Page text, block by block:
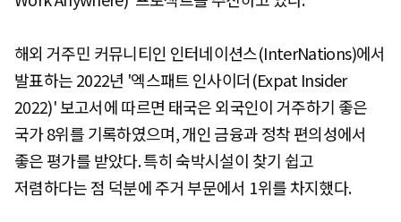
해외 거주민 커뮤니티인 인터네이션스(InterNations)에서
발표하는 2022년 '엑스패트 인사이더(Expat Insider
2022)' 보고서에 따르면 태국은 외국인이 거주하기 좋은
국가 8위를 기록하였으며, 개인 금융과 정착 편의성에서
좋은 평가를 받았다. 특히 숙박시설이 찾기 쉽고
저렴하다는 점 덕분에 주거 부문에서 1위를 차지했다.